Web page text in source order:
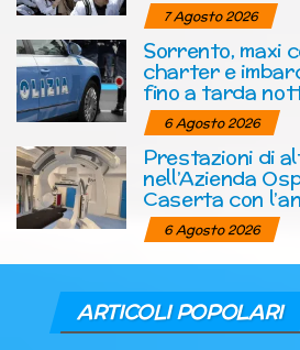
7 Agosto 2026
Sorrento, maxi
charter e
fino a tarda
6 Agosto 2026
Prestazioni di
nell’Azienda
Caserta con
6 Agosto 2026
ARTICOLI POPOLARI